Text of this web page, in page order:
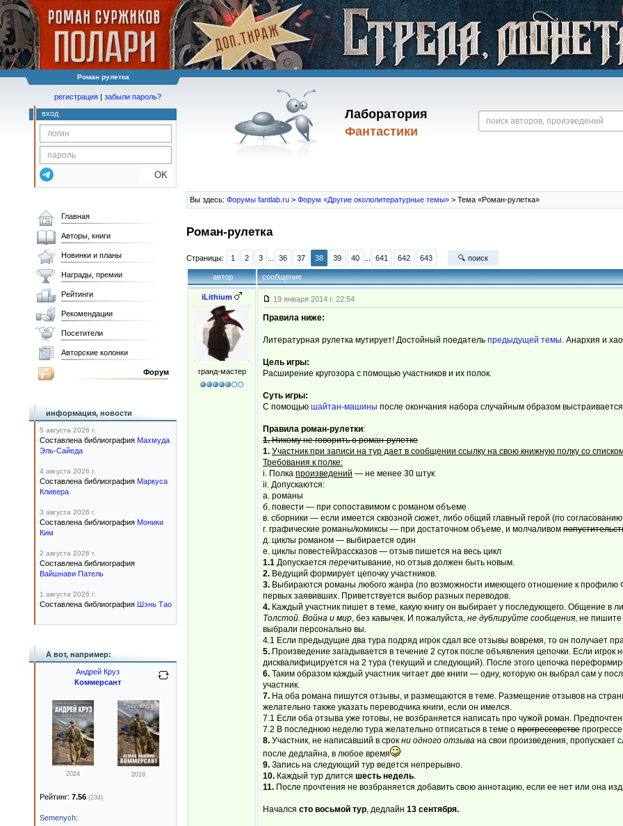
Роман рулетка
Лаборатория
Фантастики
регистрация | забыли пароль?
вход
OK
Вы здесь: Форумы fantlab.ru > Форум «Другие окололитературные темы» > Тема «Роман-рулетка»
Роман-рулетка
Страницы: 1 2 3 36 37 38 39 40 641 642 643 🔍 поиск
автор сообщение
iLithium
гранд-мастер
19 января 2014 г. 22:54
Правила ниже:
Литературная рулетка мутирует! Достойный поедатель предыдущей темы. Анархия и
Цель игры:
Расширение кругозора с помощью участников и их полок.
Суть игры:
С помощью шайтан-машины после окончания набора случайным образом выстраивается
Правила роман-рулетки:
1.Никому не говорить о роман-рулетке
1. Участник при записи на тур дает в сообщении ссылку на свою книжную полку со
Требования к полке:
i. Полка произведений — не менее 30 штук
ii. Допускаются:
а. романы
б. повести — при сопоставимом с романом объеме
в. сборники — если имеется сквозной сюжет, либо общий главный герой (по
г. графические романы/комиксы — при достаточном объеме, и молчаливом
д. циклы романом — выбирается один
е. циклы повестей/рассказов — отзыв пишется на весь цикл
1.1 Допускается перечитывание, но отзыв должен быть новым.
2. Ведущий формирует цепочку участников.
3. Выбираются романы любого жанра (по возможности имеющего отношение к профилю
первых заявивших. Приветствуется выбор разных переводов.
4. Каждый участник пишет в теме, какую книгу он выбирает у последующего. Общение в
Толстой. Война и мир, без кавычек. И пожалуйста, не дублируйте сообщения, не пишите
выбрали персонально вы.
4.1 Если предыдущие два тура подряд игрок сдал все отзывы вовремя, то он получает
5. Произведение загадывается в течение 2 суток после объявления цепочки. Если игрок
дисквалифицируется на 2 тура (текущий и следующий). После этого цепочка
6. Таким образом каждый участник читает две книги — одну, которую он выбрал сам у
участник.
7. На оба романа пишутся отзывы, и размещаются в теме. Размещение отзывов на
желательно также указать переводчика книги, если он имелся.
7.1 Если оба отзыва уже готовы, не возбраняется написать про чужой роман.
7.2 В последнюю неделю тура желательно отписаться в теме о прогрессорстве
8. Участник, не написавший в срок ни одного отзыва на свои произведения,
после дедлайна, в любое время
9. Запись на следующий тур ведется непрерывно.
10. Каждый тур длится шесть недель.
11. После прочтения не возбраняется добавить свою аннотацию, если ее нет или она
Начался сто восьмой тур, дедлайн 13 сентября.
Главная
Авторы, книги
Новинки и планы
Награды, премии
Рейтинги
Рекомендации
Посетители
Авторские колонки
Форум
информация, новости
5 августа 2026 г.
Составлена библиография Махмуда
Эль-Сайеда
4 августа 2026 г.
Составлена библиография Маркуса
Кливера
3 августа 2026 г.
Составлена библиография Моники
Ким
2 августа 2026 г.
Составлена библиография
Вайшнави Патель
1 августа 2026 г.
Составлена библиография Шэнь Тао
А вот, например:
Андрей Круз
Коммерсант
2024 2018
Рейтинг: 7.56 (234)
Semenych: